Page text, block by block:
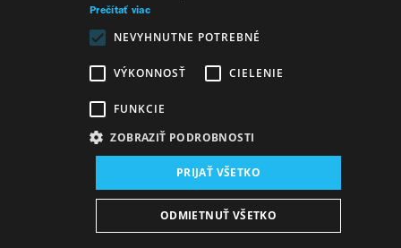
Lope de Vega Blázni z Valencie
Mapa stránok VOP
Vyhlásenie o prístupnosti
Osobné údaje Wezeo
Prečítať viac
NEVYHNUTNE POTREBNÉ
VÝKONNOSŤ CIELENIE
FUNKCIE
ZOBRAZIŤ PODROBNOSTI
PRIJAŤ VŠETKO
ODMIETNUŤ VŠETKO